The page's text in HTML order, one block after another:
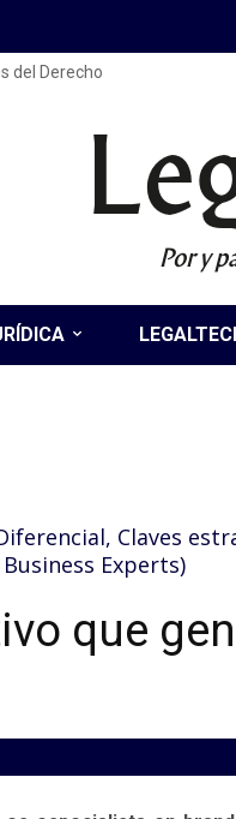
del Derecho
Por y
Claves
Experts)
que